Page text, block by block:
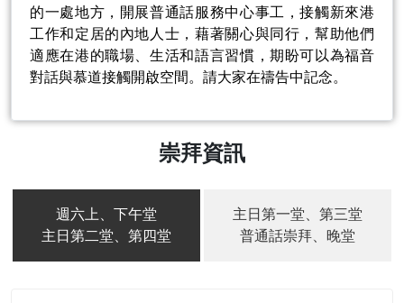
的一處地方，開展普通話服務中心事工，接觸新來港
工作和定居的內地人士，藉著關心與同行，幫助他們
適應在港的職場、生活和語言習慣，期盼可以為福音
對話與慕道接觸開啟空間。請大家在禱告中記念。
崇拜資訊
週六上、下午堂
主日第二堂、第四堂
主日第一堂、第三堂
普通話崇拜、晚堂